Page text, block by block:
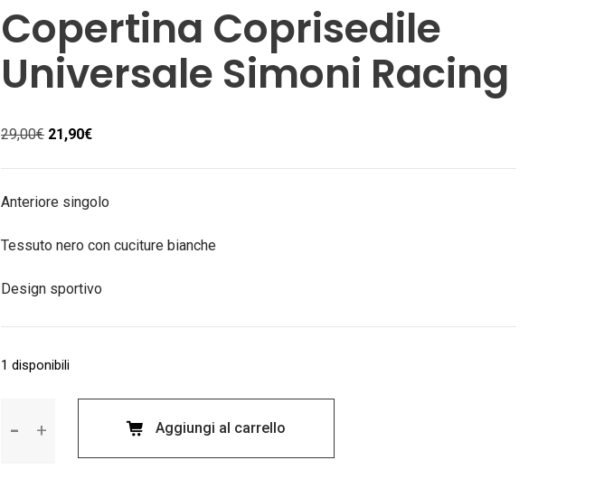
Copertina Coprisedile
Universale Simoni Racing
29,00€ Il
era:
21,90€Il
è:
Anteriore singolo
Tessuto nero con cuciture bianche
Design sportivo
1 disponibili
Coprisedile
Aggiungi al carrello